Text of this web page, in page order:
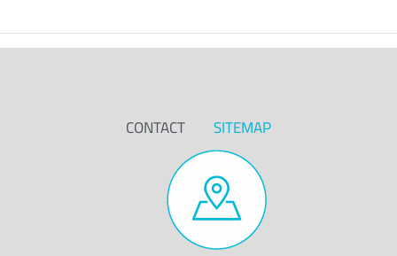
CONTACT SITEMAP